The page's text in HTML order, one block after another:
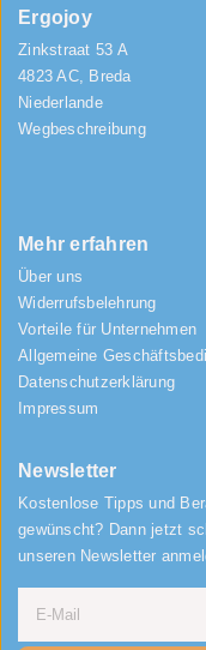
Ergojoy
Zinkstraat 53 A
4823 AC, Breda
Niederlande
Wegbeschreibung
Mehr erfahren
Über uns
Widerrufsbelehrung
Vorteile für Unternehmen
Allgemeine
Datenschutzerklärung
Impressum
Newsletter
Kostenlose Tipps und
gewünscht? Dann jetzt
unseren Newsletter